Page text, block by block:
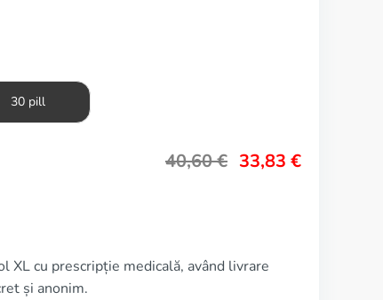
30 pill
40,60€ 33,83 €
XL cu prescripție medicală, având livrare
și anonim.